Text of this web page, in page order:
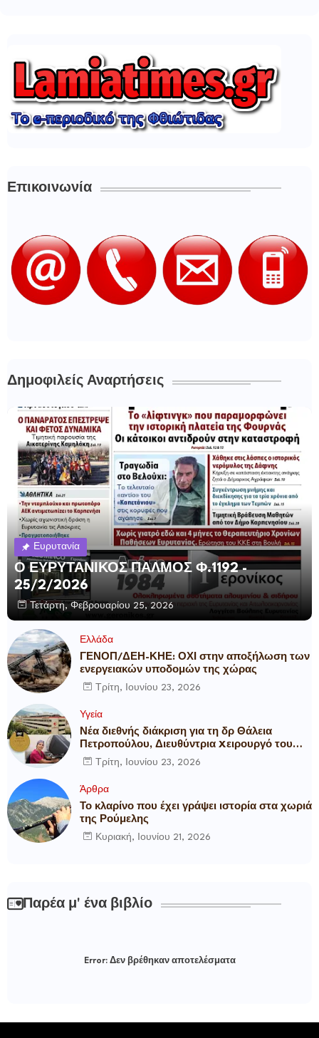
Επικοινωνία
Δημοφιλείς Αναρτήσεις
Ευρυτανία
Ο ΕΥΡΥΤΑΝΙΚΟΣ ΠΑΛΜΟΣ Φ.1192 -
25/2/2026
Τετάρτη, Φεβρουαρίου 25, 2026
Ελλάδα
ΓΕΝΟΠ/ΔΕΗ-ΚΗΕ: ΟΧΙ στην αποξήλωση των
ενεργειακών υποδομών της χώρας
Τρίτη, Ιουνίου 23, 2026
Υγεία
Νέα διεθνής διάκριση για τη δρ Θάλεια
Πετροπούλου, Διευθύντρια Xειρουργό του
Metropolitan General
Τρίτη, Ιουνίου 23, 2026
Άρθρα
Το κλαρίνο που έχει γράψει ιστορία στα χωριά
της Ρούμελης
Κυριακή, Ιουνίου 21, 2026
Παρέα μ' ένα βιβλίο
Error:Δεν βρέθηκαν αποτελέσματα